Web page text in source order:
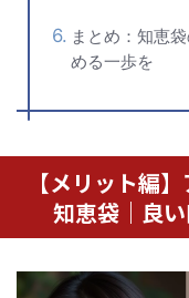
まとめ：知恵
める一歩を
【メリット編
知恵袋｜良